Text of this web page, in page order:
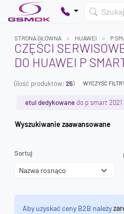
Szukaj
Dodaj produkty, aby
STRONA GŁÓWNA HUAWEI P
CZĘŚCI
DO HUAWEI P
(ilość produktów: 25) WYCZYŚĆ
etui dedykowane do p smart 2021
Wyszukiwanie zaawansowane
Sortuj
Aby uzyskać ceny B2B należy